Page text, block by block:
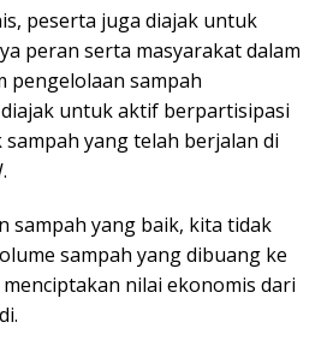
peserta juga diajak untuk
peran serta masyarakat dalam
pengelolaan sampah
untuk aktif berpartisipasi
yang telah berjalan di
sampah yang baik, kita tidak
sampah yang dibuang ke
nilai ekonomis dari